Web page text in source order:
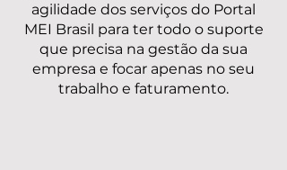
agilidade dos serviços do Portal
MEI Brasil para ter todo o suporte
que precisa na gestão da sua
empresa e focar apenas no seu
trabalho e faturamento.